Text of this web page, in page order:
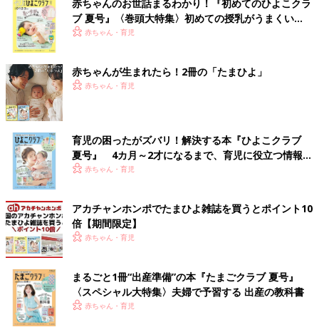
赤ちゃんのお世話まるわかり！『初めてのひよこクラ
ブ 夏号』〈巻頭大特集〉初めての授乳がうまくい
く！ おっぱい・ミルクの基本と夏のトラブル 解決テ
赤ちゃん・育児
赤ちゃんが生まれたら！2冊の「たまひよ」
赤ちゃん・育児
育児の困ったがズバリ！解決する本『ひよこクラブ
夏号』 4カ月～2才になるまで、育児に役立つ情報が
いっぱい！
赤ちゃん・育児
アカチャンホンポでたまひよ雑誌を買うとポイント10
倍【期間限定】
赤ちゃん・育児
まるごと1冊“出産準備”の本『たまごクラブ 夏号』
〈スペシャル大特集〉夫婦で予習する 出産の教科書
赤ちゃん・育児